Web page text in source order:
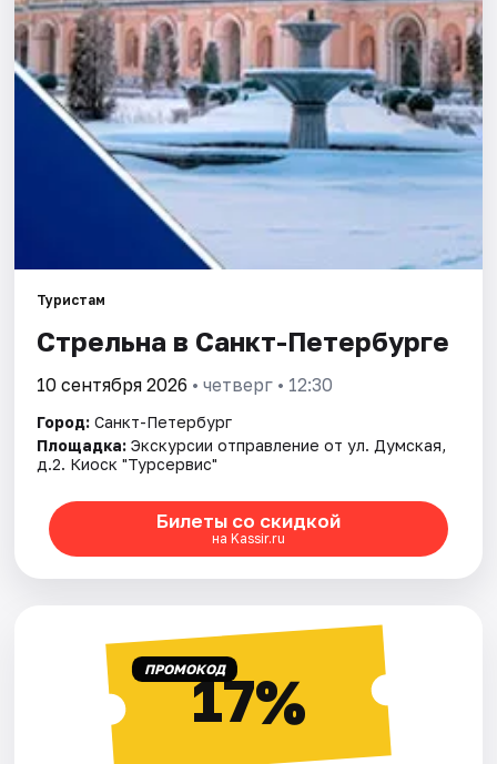
Артисты
Рейтинги
Туристам
Стрельна в Санкт-Петербурге
10 сентября 2026 • четверг • 12:30
Город: Санкт-Петербург
Площадка: Экскурсии отправление от ул. Думская,
д.2. Киоск "Турсервис"
Билеты со скидкой
на Kassir.ru
ПРОМОКОД17%